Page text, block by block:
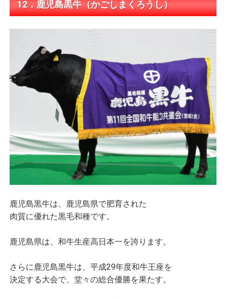
12．鹿児島黒牛（かごしまくろうし）
鹿児島黒牛は、鹿児島県で肥育された
肉質に優れた黒毛和種です。
鹿児島県は、和牛生産高日本一を誇ります。
さらに鹿児島黒牛は、平成29年度和牛王座を
決定する大会で、堂々の総合優勝を果たす。